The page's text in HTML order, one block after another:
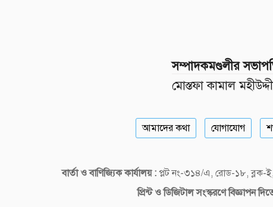
সম্পাদকমণ্ডলীর
মোস্তফা কামাল
আমাদের কথা যোগাযোগ
বার্তা ও বাণিজ্যিক কার্যালয় : প্লট নং-৩১৪/এ, রোড-১৮,
প্রিন্ট ও ডিজিটালসংস্করণে বিজ্ঞাপন